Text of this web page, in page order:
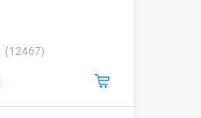
(12467)